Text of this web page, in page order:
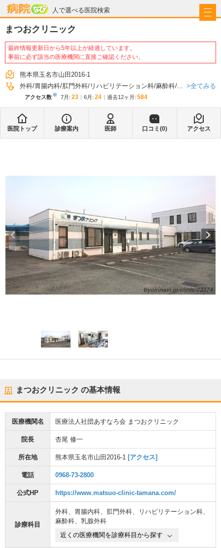
人で選べる医院検索
病院なび
まつおクリニック
最終情報更新日から5年以上が経過しています。
事前に必ず該当の医療機関に直接ご確認ください。
熊本県玉名市山田2016-1
外科 胃腸内科 肛門外科 リハビリテーション科 麻酔科 ... 全てみる
アクセス数※ 7月 : 23 6月 : 24 過去12ヶ月: 584
医院トップ 診療案内 医師 口コミ(0) アクセス
まつおクリニック の基本情報
医療機関名 医療法人社団あすなろ会 まつおクリニック
院長 杏尾 修一
所在地 熊本県玉名市山田2016-1 [アクセス]
電話 0968-73-2800
公式HP https://www.matsuo-clinic-tamana.com/
診療科目
外科、 胃腸内科、 肛門外科、 リハビリテーション科、
麻酔科、 乳腺外科
近くの医療機関を診療科目から探す